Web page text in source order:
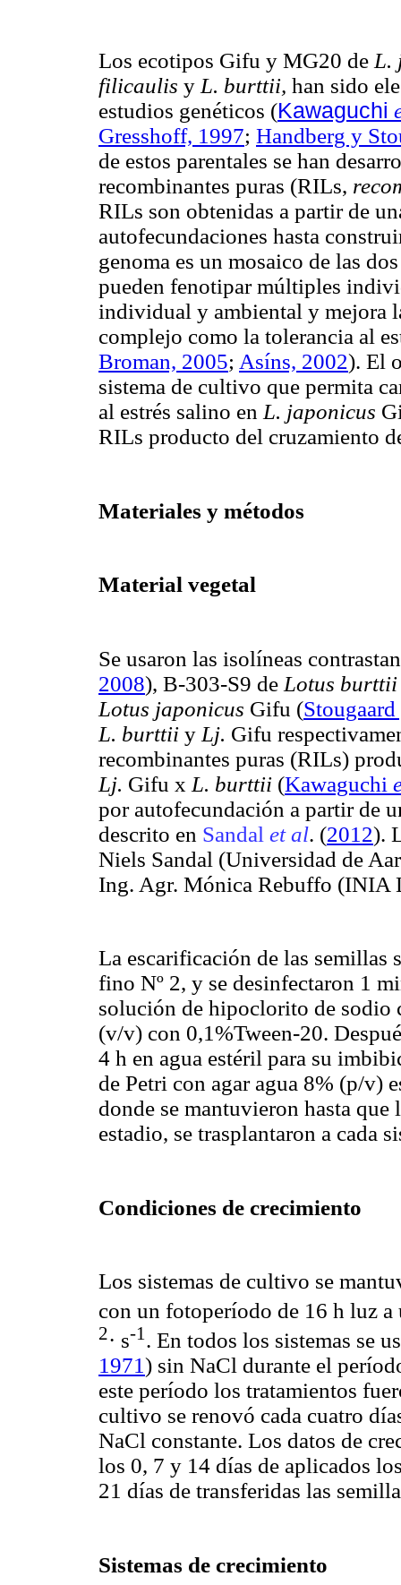
Los ecotipos Gifu y MG20 de L.
filicaulis y L. burttii, han sido
estudios genéticos (Kawaguchi
Gresshoff, 1997; Handberg y
de estos parentales se han
recombinantes puras (RILs,
RILs son obtenidas a partir de
autofecundaciones hasta
genoma es un mosaico de las
pueden fenotipar múltiples
individual y ambiental y mejora
complejo como la tolerancia al
Broman, 2005; Asíns, 2002). El
sistema de cultivo que permita
al estrés salino en L. japonicus
RILs producto del cruzamiento
Materiales y métodos
Material vegetal
Se usaron las isolíneas
2008), B-303-S9 de Lotus burttii
Lotus japonicus Gifu (
L. burttii y Lj. Gifu
recombinantes puras (RILs)
Lj. Gifu x L. burttii (Kawaguchi
por autofecundación a partir de
descrito en Sandal et al. (2012).
Niels Sandal (Universidad de
Ing. Agr. Mónica Rebuffo (INIA
La escarificación de las semillas
fino Nº 2, y se desinfectaron 1
solución de hipoclorito de sodio
(v/v) con 0,1%Tween-20.
4 h en agua estéril para su
de Petri con agar agua 8% (p/v)
donde se mantuvieron hasta
estadio, se trasplantaron a cada
Condiciones de crecimiento
Los sistemas de cultivo se
con un fotoperíodo de 16 h luz
2· s-1 . En todos los sistemas se
1971) sin NaCl durante el
este período los tratamientos
cultivo se renovó cada cuatro
NaCl constante. Los datos de
los 0, 7 y 14 días de aplicados
21 días de transferidas las
Sistemas de crecimiento